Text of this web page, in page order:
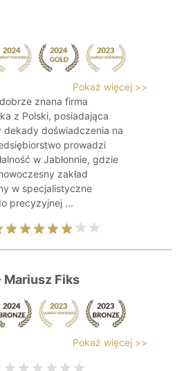
Pokaż więcej >>
znana firma
z Polski, posiadająca
dekady doświadczenia na
prowadzi
w Jabłonnie, gdzie
zakład
w specjalistyczne
precyzyjnej ...
Mariusz Fiks
Pokaż więcej >>